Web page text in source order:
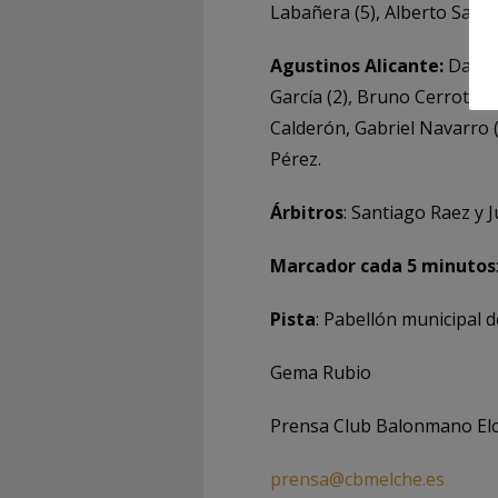
Labañera (5), Alberto
Agustinos Alicante:
García (2), Bruno Cerrota
Calderón, Gabriel Navarro
Pérez.
Árbitros: Santiago Raez y
Marcador cada 5 minutos
Pista: Pabellón municipal
Gema Rubio
Prensa Club Balonmano
prensa@cbmelche.es